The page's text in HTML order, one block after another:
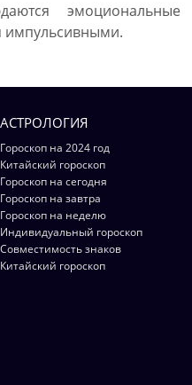
эмоциональные
импульсивными.
АСТРОЛОГИЯ
Гороскоп на 2024 год
Китайский гороскоп
Гороскоп на сегодня
Гороскоп на завтра
Гороскоп на неделю
Индивидуальный гороскоп
Совместимость знаков
Китайский гороскоп